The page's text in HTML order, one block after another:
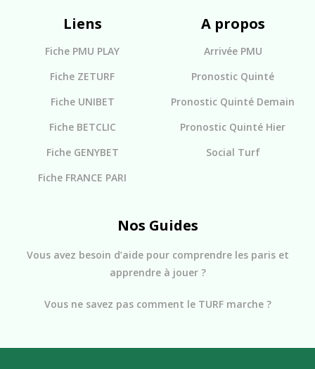
Liens
Fiche PMU PLAY
Fiche ZETURF
Fiche UNIBET
Fiche BETCLIC
Fiche GENYBET
Fiche FRANCE PARI
A propos
Arrivée PMU
Pronostic Quinté
Pronostic Quinté Demain
Pronostic Quinté Hier
Social Turf
Nos Guides
Vous avez besoin d’aide pour comprendre les paris et
apprendre à jouer ?
Vous ne savez pas comment le TURF marche ?